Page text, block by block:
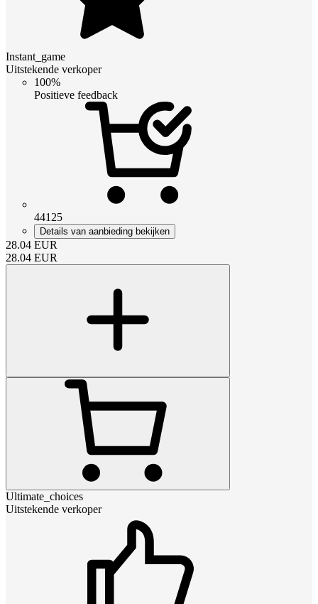
Instant_game
Uitstekende verkoper
100%
Positieve feedback
44125
Details van aanbieding bekijken
28.04 EUR
28.04 EUR
Ultimate_choices
Uitstekende verkoper